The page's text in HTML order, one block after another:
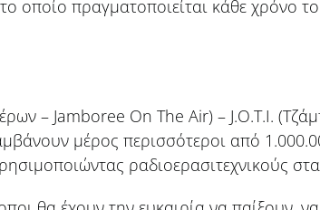
το οποίο πραγματοποιείται κάθε
– Jamboree On The Air) – J.O.T.I.
μέρος περισσότεροι από
ραδιοερασιτεχνικούς